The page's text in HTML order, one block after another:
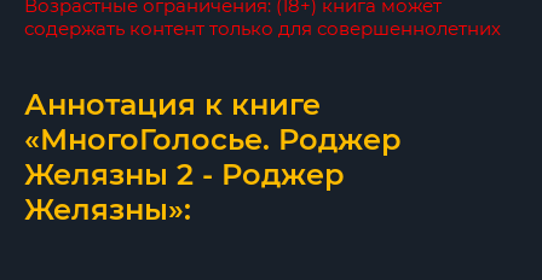
Возрастные ограничения: (18+) книга может
содержать контент только для совершеннолетних
Аннотация к книге
«МногоГолосье. Роджер
Желязны 2 - Роджер
Желязны»: